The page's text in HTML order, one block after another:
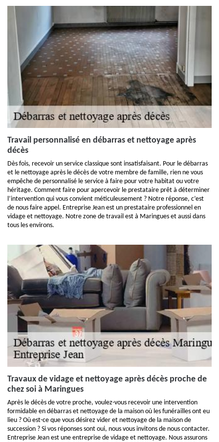
Travail personnalisé en débarras et nettoyage après
décès
Dès fois, recevoir un service classique sont insatisfaisant. Pour le débarras
et le nettoyage après le décès de votre membre de famille, rien ne vous
empêche de personnalisé le service à faire pour votre habitat ou votre
héritage. Comment faire pour apercevoir le prestataire prêt à déterminer
l’intervention qui vous convient méticuleusement ? Notre réponse, c’est
de nous faire appel. Entreprise Jean est un prestataire professionnel en
vidage et nettoyage. Notre zone de travail est à Maringues et aussi dans
tous les environs.
Travaux de vidage et nettoyage après décès proche de
chez soi à Maringues
Après le décès de votre proche, voulez-vous recevoir une intervention
formidable en débarras et nettoyage de la maison où les funérailles ont eu
lieu ? Où est-ce que vous désirez vider et nettoyage de la maison de
succession ? Si vos réponses sont oui, nous vous invitons de nous contacter.
Entreprise Jean est une entreprise de vidage et nettoyage. Nous assurons